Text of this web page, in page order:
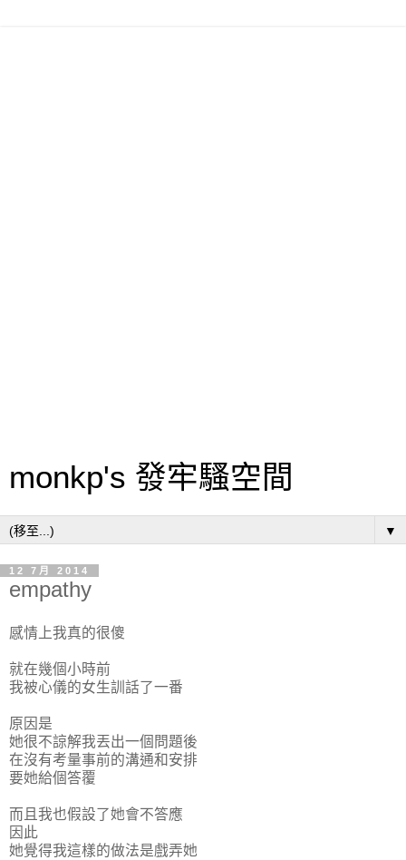
monkp's 發牢騷空間
▼
12 7月 2014
empathy
感情上我真的很傻
就在幾個小時前
我被心儀的女生訓話了一番
原因是
她很不諒解我丟出一個問題後
在沒有考量事前的溝通和安排
要她給個答覆
而且我也假設了她會不答應
因此
她覺得我這樣的做法是戲弄她